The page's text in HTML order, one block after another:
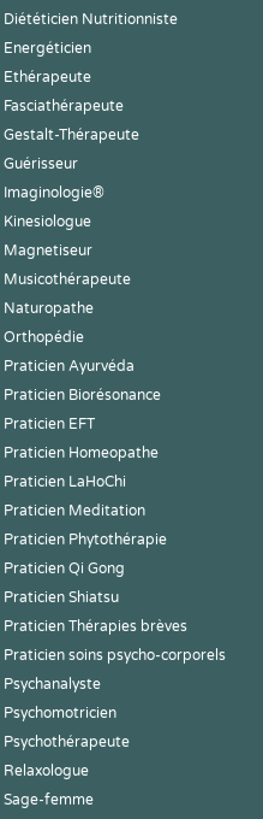
Diététicien Nutritionniste
Energéticien
Ethérapeute
Fasciathérapeute
Gestalt-Thérapeute
Guérisseur
Imaginologie®
Kinesiologue
Magnetiseur
Musicothérapeute
Naturopathe
Orthopédie
Praticien Ayurvéda
Praticien Biorésonance
Praticien EFT
Praticien Homeopathe
Praticien LaHoChi
Praticien Meditation
Praticien Phytothérapie
Praticien Qi Gong
Praticien Shiatsu
Praticien Thérapies brèves
Praticien soins psycho-corporels
Psychanalyste
Psychomotricien
Psychothérapeute
Relaxologue
Sage-femme